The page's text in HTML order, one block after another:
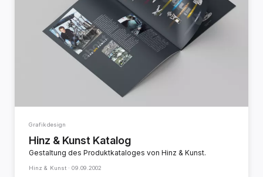
Grafikdesign
Hinz & Kunst Katalog
Gestaltung des Produktkataloges von Hinz & Kunst.
Hinz & Kunst ·09.09.2002